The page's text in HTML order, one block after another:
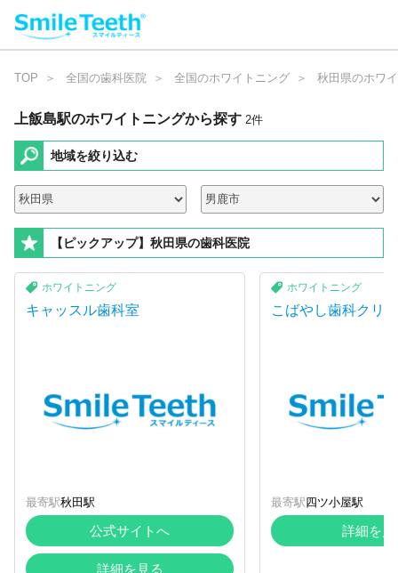
TOP 全国の歯科医院 全国のホワイトニング 秋田県のホワ
上飯島駅のホワイトニングから探す 2件
地域を絞り込む
【ピックアップ】秋田県の歯科医院
ホワイトニング
キャッスル歯科室
最寄駅秋田駅
公式サイトへ
詳細を見る
ホワイトニング
こばやし歯科クリ
最寄駅四ツ小屋駅
詳細を見